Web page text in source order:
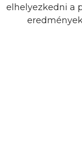
elhelyezkedni a